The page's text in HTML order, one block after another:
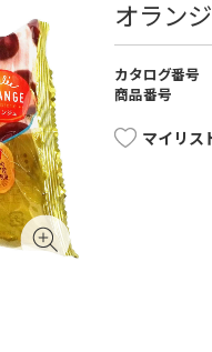
オラン
カタログ番号
商品番号
マイリス